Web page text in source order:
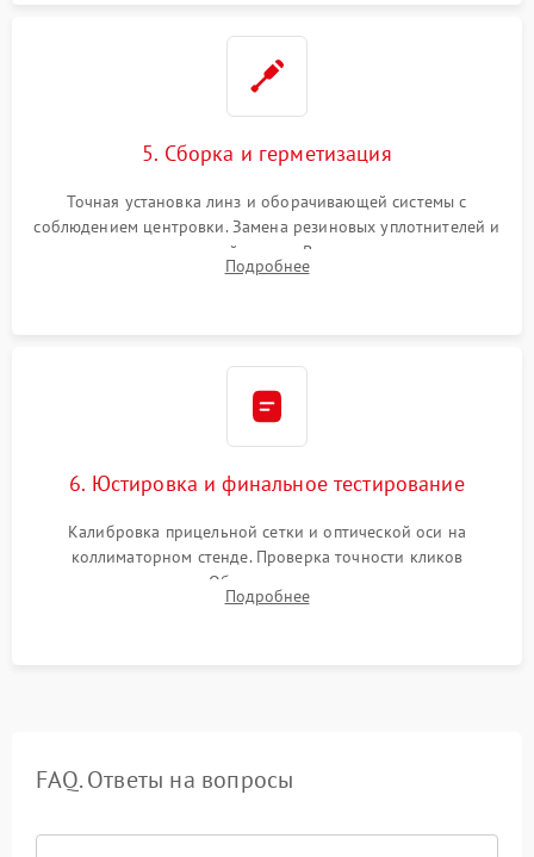
5. Сборка и герметизация
Точная установка линз и оборачивающей системы с
соблюдением центровки. Замена резиновых уплотнителей и
нанесение влагозащитной смазки. Вакуумирование корпуса
и заполнение его осушенным азотом или аргоном для
Подробнее
6. Юстировка и финальное тестирование
Калибровка прицельной сетки и оптической оси на
коллиматорном стенде. Проверка точности кликов
механизма поправок. Обязательное испытание прицела на
ударном стенде для проверки устойчивости к отдаче и
Подробнее
FAQ. Ответы на вопросы